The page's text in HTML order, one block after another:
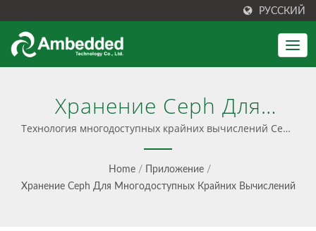
РУССКИЙ
Хранение Ceph Для
Многодоступных Крайних
Вычислений |
Проверенные Эксперты
Технология многодоступных крайних вычислений Ceph
| Mars 400 - Высокоплотное хранение Ceph
Home / Приложение /
Хранение Ceph Для Многодоступных Крайних Вычислений